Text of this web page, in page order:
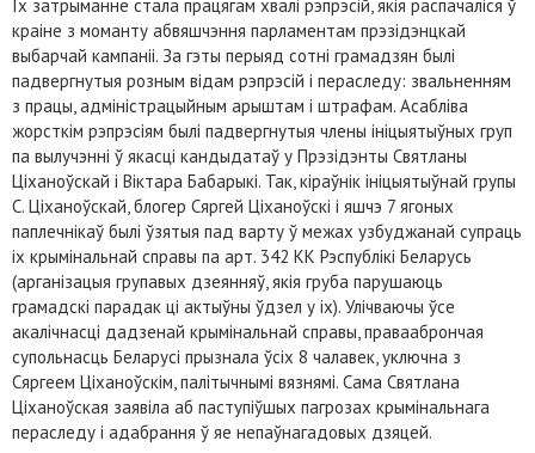
Іх затрыманне стала працягам хвалі рэпрэсій, якія распачаліся ў
краіне з моманту абвяшчэння парламентам прэзідэнцкай
выбарчай кампаніі. За гэты перыяд сотні грамадзян былі
падвергнутыя розным відам рэпрэсій і пераследу: звальненням
з працы, адміністрацыйным арыштам і штрафам. Асабліва
жорсткім рэпрэсіям былі падвергнутыя члены ініцыятыўных груп
па вылучэнні ў якасці кандыдатаў у Прэзідэнты Святланы
Ціханоўскай і Віктара Бабарыкі. Так, кіраўнік ініцыятыўнай групы
С. Ціханоўскай, блогер Сяргей Ціханоўскі і яшчэ 7 ягоных
паплечнікаў былі ўзятыя пад варту ў межах узбуджанай супраць
іх крымінальнай справы па арт. 342 КК Рэспублікі Беларусь
(арганізацыя групавых дзеянняў, якія груба парушаюць
грамадскі парадак ці актыўны ўдзел у іх). Улічваючы ўсе
акалічнасці дадзенай крымінальнай справы, праваабрончая
супольнасць Беларусі прызнала ўсіх 8 чалавек, уключна з
Сяргеем Ціханоўскім, палітычнымі вязнямі. Сама Святлана
Ціханоўская заявіла аб паступіўшых пагрозах крымінальнага
пераследу і адабрання ў яе непаўнагадовых дзяцей.